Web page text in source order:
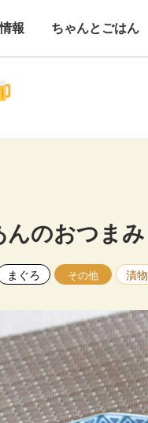
報 ちゃんとごはん
んのおつまみ
まぐろ その他 漬物